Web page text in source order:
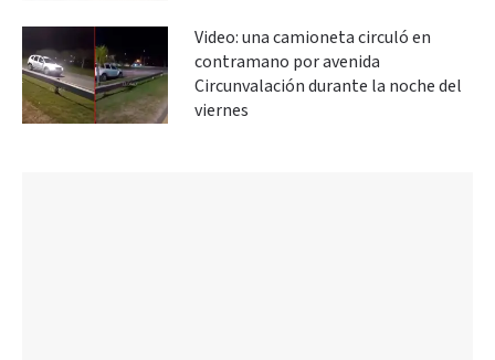
Video: una camioneta circuló en
contramano por avenida
Circunvalación durante la noche del
viernes